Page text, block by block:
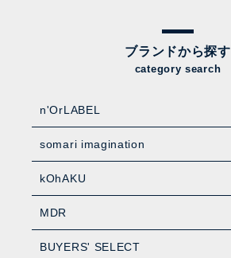
ブランドから探す
category search
n'OrLABEL
somari imagination
kOhAKU
MDR
BUYERS' SELECT